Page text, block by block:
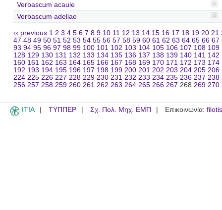
Verbascum acaule
Verbascum adeliae
‹‹ previous 1 2 3 4 5 6 7 8 9 10 11 12 13 14 15 16 17 18 19 20 21
47 48 49 50 51 52 53 54 55 56 57 58 59 60 61 62 63 64 65 66 67
93 94 95 96 97 98 99 100 101 102 103 104 105 106 107 108 109
128 129 130 131 132 133 134 135 136 137 138 139 140 141 142
160 161 162 163 164 165 166 167 168 169 170 171 172 173 174
192 193 194 195 196 197 198 199 200 201 202 203 204 205 206
224 225 226 227 228 229 230 231 232 233 234 235 236 237 238
256 257 258 259 260 261 262 263 264 265 266 267 268 269 270
ITIA ΤΥΠΠΕΡ Σχ. Πολ. Μηχ. ΕΜΠ Επικοινωνία: